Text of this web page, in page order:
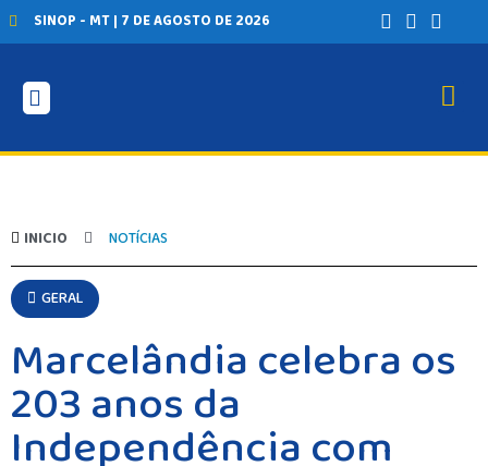
SINOP - MT | 7 DE AGOSTO DE 2026
INICIO NOTÍCIAS
GERAL
Marcelândia celebra os
203 anos da
Independência com